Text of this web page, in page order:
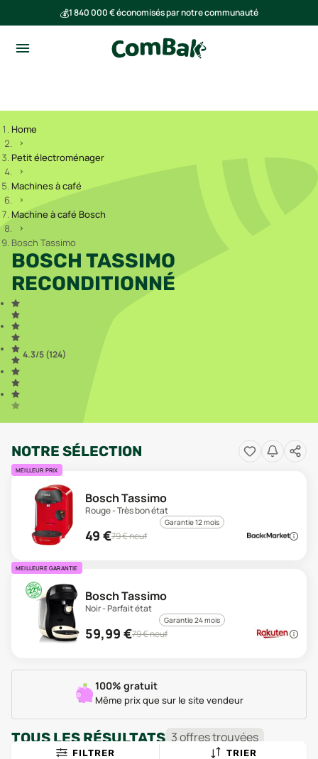
💰1 840 000 € économisés par notre communauté
Home
Petit électroménager
Machines à café
Machine à café Bosch
Bosch Tassimo
BOSCH TASSIMO
RECONDITIONNÉ
4.3/5 (124)
NOTRE SÉLECTION
MEILLEUR PRIX
Bosch Tassimo
Rouge - Très bon état
Garantie 12 mois
49 €79€ neuf
MEILLEURE GARANTIE
Bosch Tassimo
Noir - Parfait état
Garantie 24 mois
59,99 €79€ neuf
100% gratuit
Même prix que sur le site vendeur
TOUS LES RÉSULTATS 3offrestrouvées
FILTRER TRIER